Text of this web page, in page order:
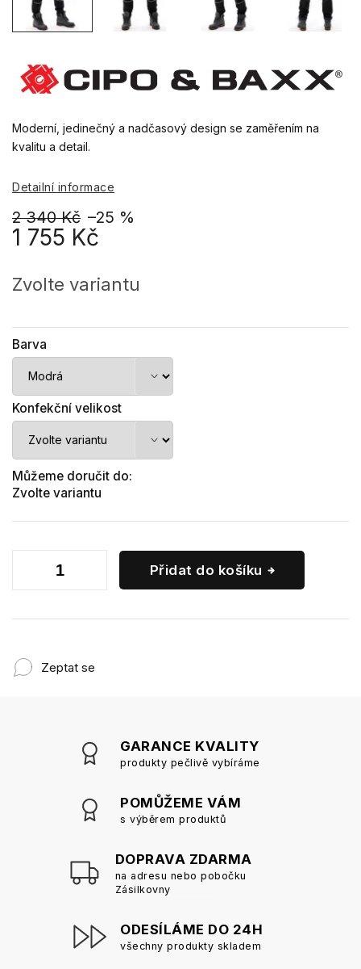
2 340 Kč –25 %
1 755 Kč
cena:
Zvolte variantu
Barva
Konfekční velikost
Můžeme doručit do:
Zvolte variantu
Přidat do košíku
Moderní, jedinečný a nadčasový design se zaměřením na
kvalitu a detail.
Detailní informace
Zeptat se
GARANCE KVALITY
produkty pečlivě vybíráme
POMŮŽEME VÁM
s výběrem produktů
DOPRAVA ZDARMA
na adresu nebo pobočku
Zásilkovny
ODESÍLÁME DO 24H
všechny produkty skladem